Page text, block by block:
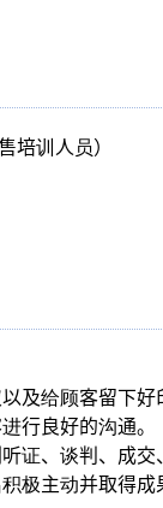
训人员）
及给顾客留下好
行良好的沟通。
证、谈判、成
主动并取得成